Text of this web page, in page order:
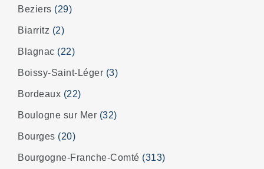
Beziers (29)
Biarritz (2)
Blagnac (22)
Boissy-Saint-Léger (3)
Bordeaux (22)
Boulogne sur Mer (32)
Bourges (20)
Bourgogne-Franche-Comté (313)